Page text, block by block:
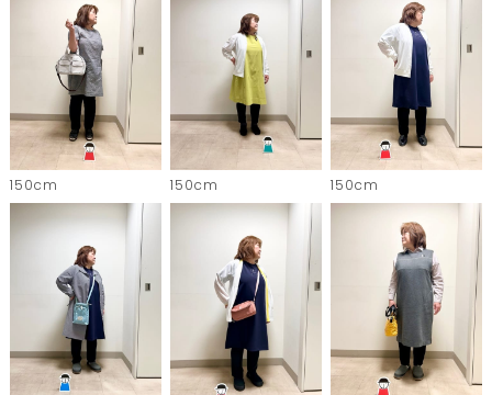
150cm 150cm 150cm